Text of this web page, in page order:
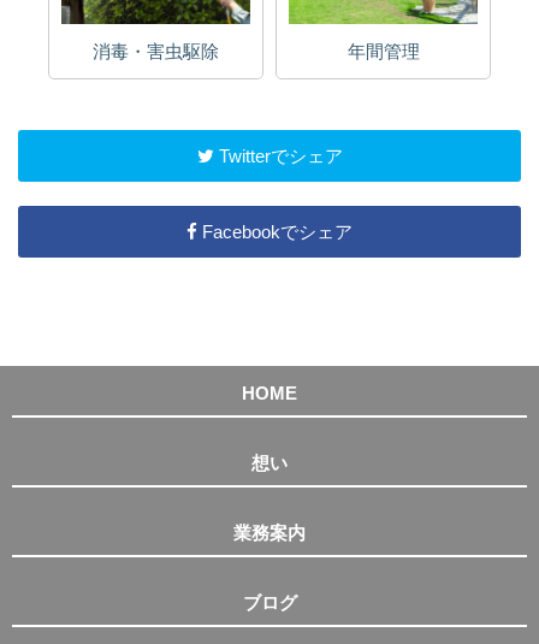
消毒・害虫駆除 年間管理
Twitterでシェア
Facebookでシェア
HOME
想い
業務案内
ブログ